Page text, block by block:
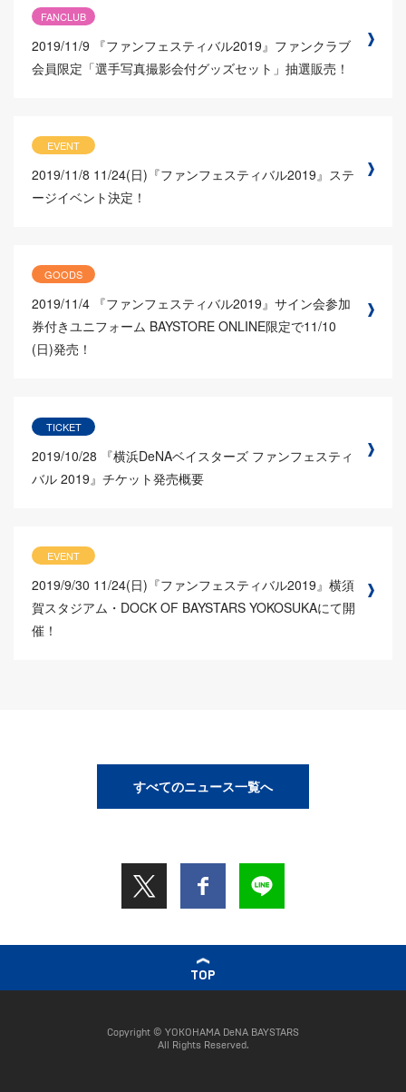
FANCLUB
2019/11/9
『ファンフェスティバル2019』ファンクラブ
会員限定「選手写真撮影会付グッズセット」抽選販売！
EVENT
2019/11/8 11/24(日)『ファンフェスティバル2019』ステ
ージイベント決定！
GOODS
2019/11/4 『ファンフェスティバル2019』サイン会参加
券付きユニフォーム BAYSTORE ONLINE限定で11/10
(日)発売！
TICKET
2019/10/28
『横浜DeNAベイスターズ ファンフェスティ
バル 2019』チケット発売概要
EVENT
2019/9/30 11/24(日)『ファンフェスティバル2019』横須
賀スタジアム・DOCK OF BAYSTARS YOKOSUKAにて開
催！
すべてのニュース一覧へ
TOP
Copyright © YOKOHAMA DeNA BAYSTARS
All Rights Reserved.